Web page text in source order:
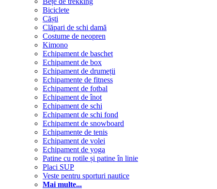
Biciclete
Căști
Clăpari de schi damă
Costume de neopren
Kimono
Echipament de baschet
Echipament de box
Echipament de drumeții
Echipamente de fitness
Echipament de fotbal
Echipament de înot
Echipament de schi
Echipament de schi fond
Echipament de snowboard
Echipamente de tenis
Echipament de volei
Echipament de yoga
Patine cu rotile și patine în linie
Placi SUP
Veste pentru sporturi nautice
Mai multe...